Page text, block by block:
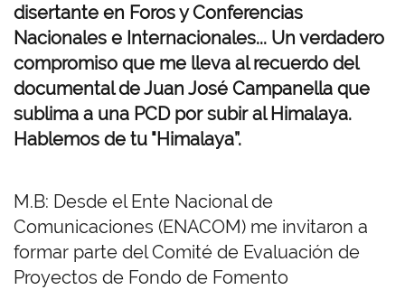
disertante en Foros y Conferencias
Nacionales e Internacionales... Un verdadero
compromiso que me lleva al recuerdo del
documental de Juan José Campanella que
sublima a una PCD por subir al Himalaya.
Hablemos de tu "Himalaya”.
M.B: Desde el Ente Nacional de
Comunicaciones (ENACOM) me invitaron a
formar parte del Comité de Evaluación de
Proyectos de Fondo de Fomento